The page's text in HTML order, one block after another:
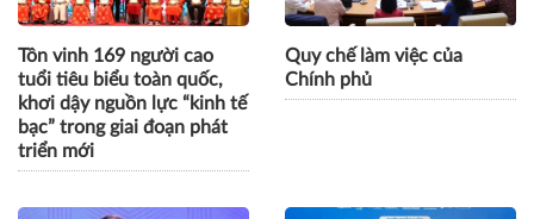
Tôn vinh 169 người cao
tuổi tiêu biểu toàn quốc,
khơi dậy nguồn lực “kinh tế
bạc” trong giai đoạn phát
triển mới
Quy chế làm việc của
Chính phủ